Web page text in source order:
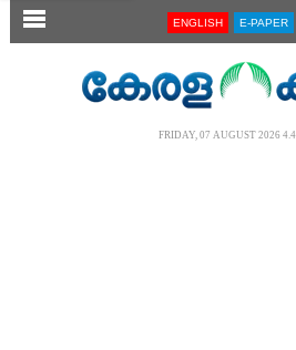
SECTIONS ENGLISH E-PAPER
FRIDAY, 07 AUGUST 2026